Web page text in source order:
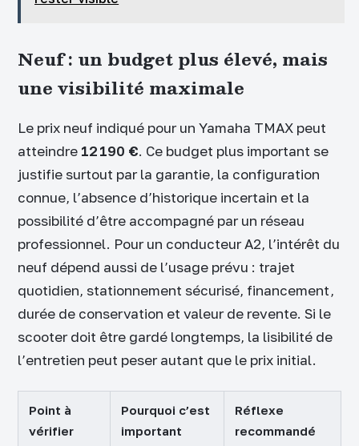
Neuf : un budget plus élevé, mais
une visibilité maximale
Le prix neuf indiqué pour un Yamaha TMAX peut
atteindre 12 190 €. Ce budget plus important se
justifie surtout par la garantie, la configuration
connue, l’absence d’historique incertain et la
possibilité d’être accompagné par un réseau
professionnel. Pour un conducteur A2, l’intérêt du
neuf dépend aussi de l’usage prévu : trajet
quotidien, stationnement sécurisé, financement,
durée de conservation et valeur de revente. Si le
scooter doit être gardé longtemps, la lisibilité de
l’entretien peut peser autant que le prix initial.
Point à
vérifier
Pourquoi c’est
important
Réflexe
recommandé